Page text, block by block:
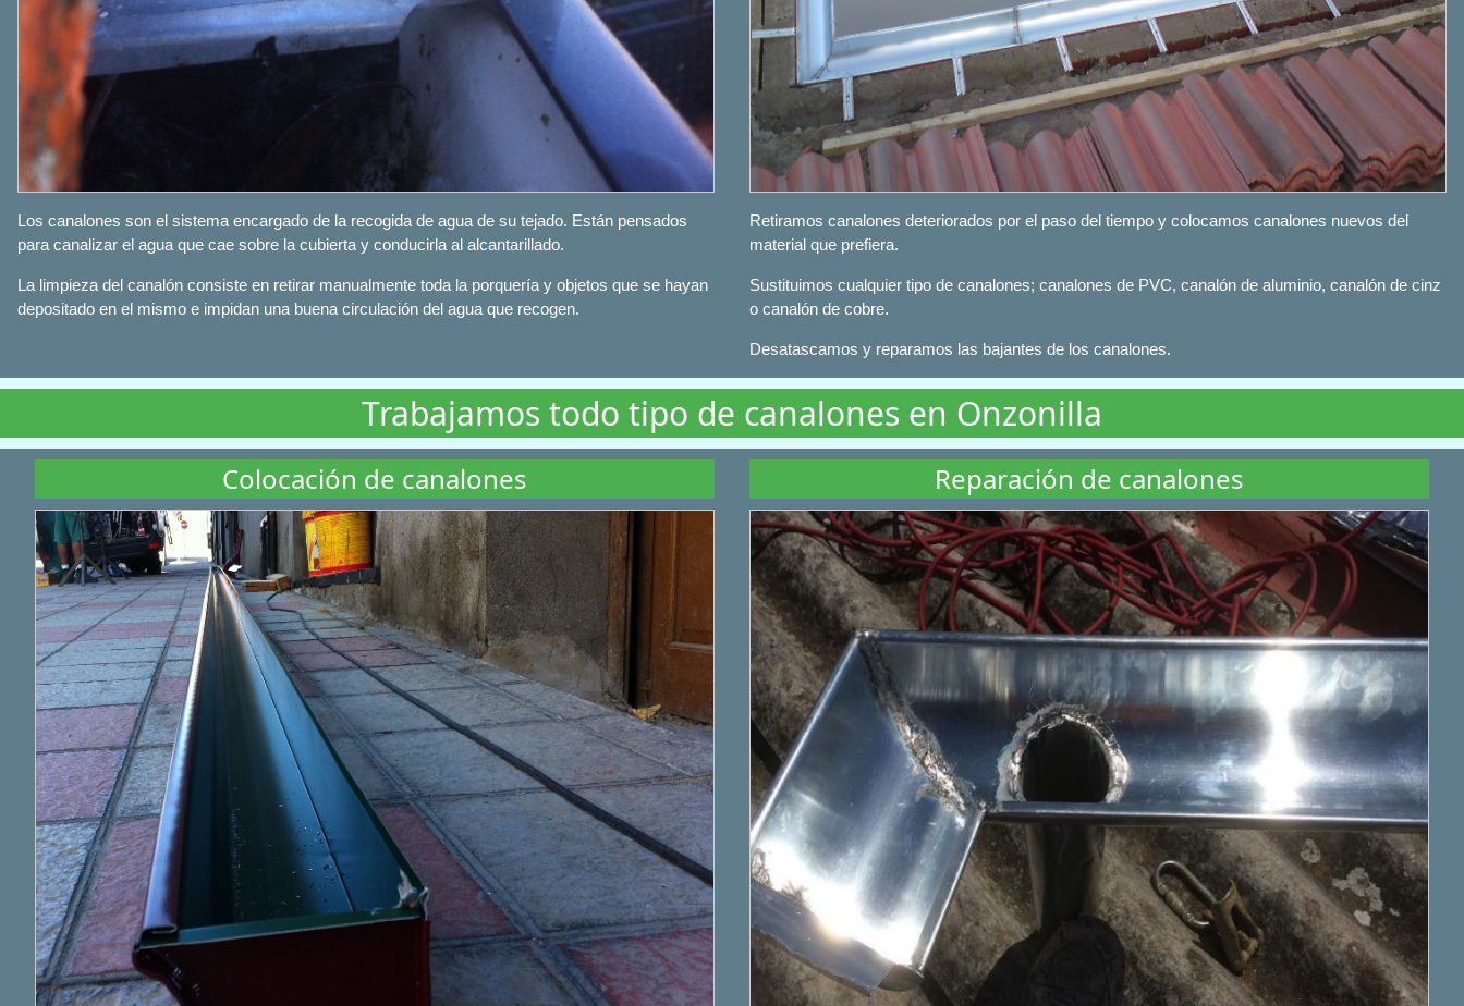
Los canalones son el sistema encargado de la recogida de agua de su tejado. Están pensados
para canalizar el agua que cae sobre la cubierta y conducirla al alcantarillado.
La limpieza del canalón consiste en retirar manualmente toda la porquería y objetos que se hayan
depositado en el mismo e impidan una buena circulación del agua que recogen.
Retiramos canalones deteriorados por el paso del tiempo y colocamos canalones nuevos del
material que prefiera.
Sustituimos cualquier tipo de canalones; canalones de PVC, canalón de aluminio, canalón de cinz
o canalón de cobre.
Desatascamos y reparamos las bajantes de los canalones.
Trabajamos todo tipo de canalones en Onzonilla
Colocación de canalones Reparación de canalones